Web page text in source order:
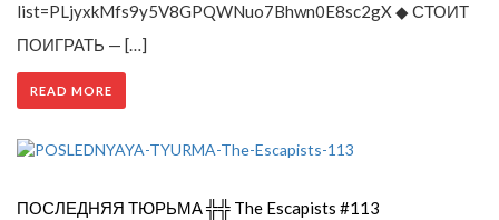
list=PLjyxkMfs9y5V8GPQWNuo7Bhwn0E8sc2gX ◆ СТОИТ
ПОИГРАТЬ — […]
READ MORE
ПОСЛЕДНЯЯ ТЮРЬМА ╬╬ The Escapists #113